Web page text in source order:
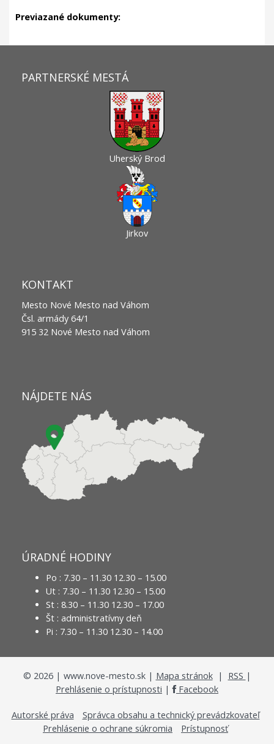
Previazané dokumenty:
PARTNERSKÉ MESTÁ
Uherský Brod
Jirkov
KONTAKT
Mesto Nové Mesto nad Váhom
Čsl. armády 64/1
915 32 Nové Mesto nad Váhom
NÁJDETE NÁS
ÚRADNÉ HODINY
Po : 7.30 – 11.30 12.30 – 15.00
Ut : 7.30 – 11.30 12.30 – 15.00
St : 8.30 – 11.30 12.30 – 17.00
Št : administratívny deň
Pi : 7.30 – 11.30 12.30 – 14.00
© 2026| www.nove-mesto.sk | Mapa stránok| RSS |
Prehlásenie o prístupnosti | Facebook
Autorské práva
Správca obsahu a technický prevádzkovateľ
Prehlásenie o ochrane súkromia
Prístupnosť